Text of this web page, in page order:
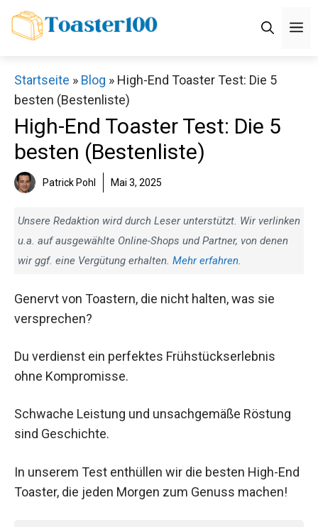
Zum
Inhalt
Startseite » Blog » High-End Toaster Test: Die 5
besten (Bestenliste)
High-End Toaster Test: Die 5
besten (Bestenliste)
Patrick Pohl Mai 3, 2025
Unsere Redaktion wird durch Leser unterstützt. Wir verlinken
u.a. auf ausgewählte Online-Shops und Partner, von denen
wir ggf. eine Vergütung erhalten. Mehr erfahren.
Genervt von Toastern, die nicht halten, was sie
versprechen?
Du verdienst ein perfektes Frühstückserlebnis
ohne Kompromisse.
Schwache Leistung und unsachgemäße Röstung
sind Geschichte.
In unserem Test enthüllen wir die besten High-End
Toaster, die jeden Morgen zum Genuss machen!